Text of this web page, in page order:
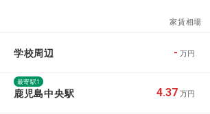
家賃相場
学校周辺 - 万円
最寄駅1
鹿児島中央駅 4.37 万円